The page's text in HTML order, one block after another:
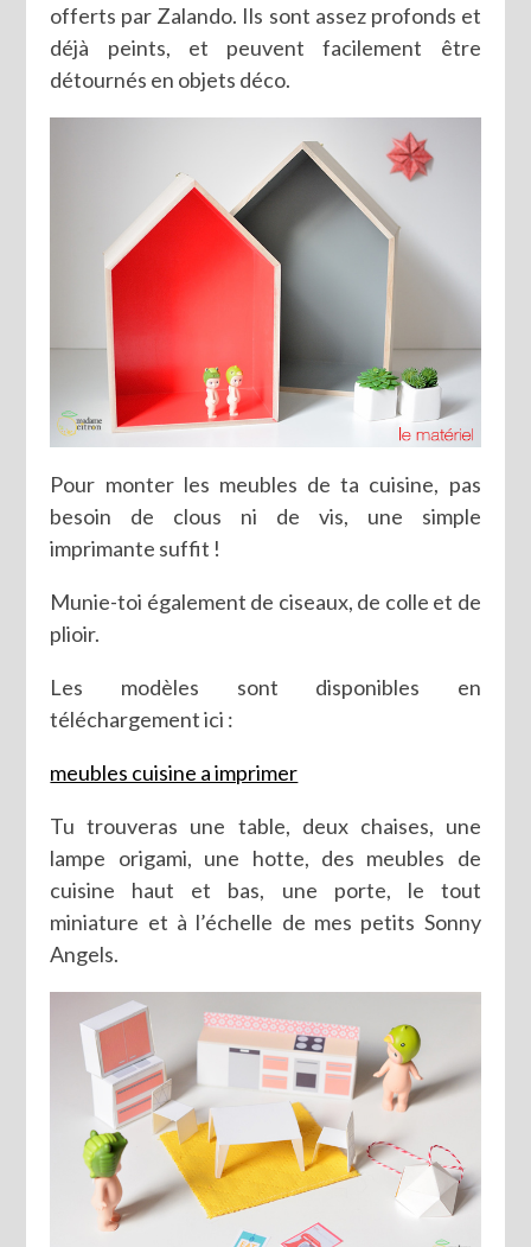
offerts par Zalando. Ils sont assez profonds et
déjà peints, et peuvent facilement être
détournés en objets déco.
Pour monter les meubles de ta cuisine, pas
besoin de clous ni de vis, une simple
imprimante suffit !
Munie-toi également de ciseaux, de colle et de
plioir.
Les modèles sont disponibles en
téléchargement ici :
meubles cuisine a imprimer
Tu trouveras une table, deux chaises, une
lampe origami, une hotte, des meubles de
cuisine haut et bas, une porte, le tout
miniature et à l’échelle de mes petits Sonny
Angels.